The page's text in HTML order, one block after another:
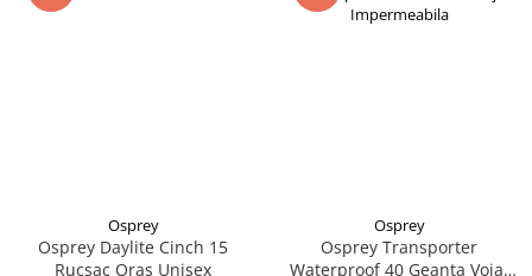
Osprey
Osprey Daylite Cinch 15
Rucsac Oras Unisex
Osprey
Osprey Transporter
Waterproof 40 Geanta Voiaj